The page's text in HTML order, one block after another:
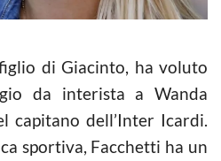
di Giacinto, ha voluto
da interista a Wanda
capitano dell’Inter Icardi.
sportiva, Facchetti ha un